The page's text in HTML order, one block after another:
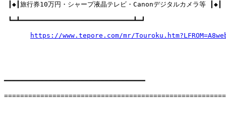
┃◆┃旅行券10万円・シャープ液晶テレビ・Canonデジタルカメラ等 ┃◆┃
┗━┻━━━━━━━━━━━━━━━━━━━━━━━━━━━━┻━┛
https://www.tepore.com/mr/
━━━━━━━━━━━━━━━━━━━━━━━━━━━━━━━━━━━